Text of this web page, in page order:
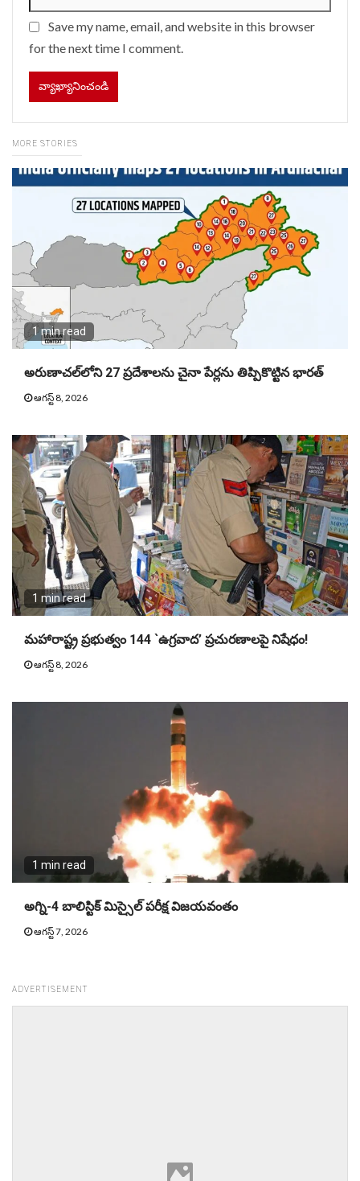
Save my name, email, and website in this browser
for the next time I comment.
MORE STORIES
1 min read
అరుణాచల్‌లోని 27 ప్రదేశాలను చైనా పేర్లను తిప్పికొట్టిన భారత్
ఆగస్ట్ 8, 2026
1 min read
మహారాష్ట్ర ప్రభుత్వం 144 `ఉగ్రవాద’ ప్రచురణాలపై నిషేధం!
ఆగస్ట్ 8, 2026
1 min read
అగ్ని-4 బాలిస్టిక్ మిస్సైల్ పరీక్ష విజయవంతం
ఆగస్ట్ 7, 2026
ADVERTISEMENT